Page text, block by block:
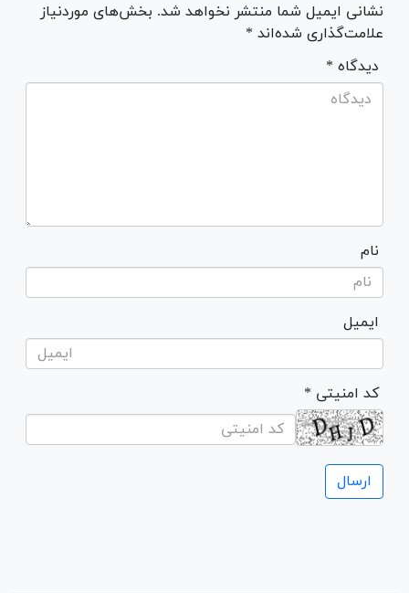
نشانی ایمیل شما منتشر نخواهد شد. بخش‌های موردنیاز
علامت‌گذاری شده‌اند *
* دیدگاه
نام
ایمیل
* کد امنیتی